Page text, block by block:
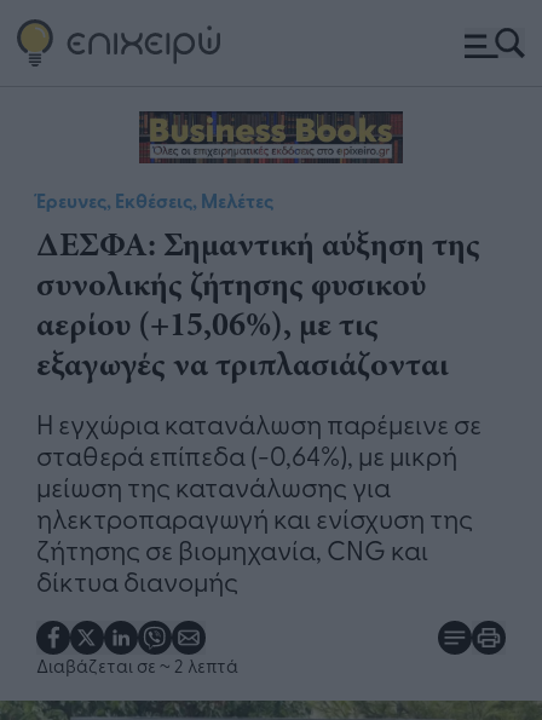
Έρευνες, Εκθέσεις, Μελέτες
ΔΕΣΦΑ: Σημαντική αύξηση της
συνολικής ζήτησης φυσικού
αερίου (+15,06%), με τις
εξαγωγές να τριπλασιάζονται
Η εγχώρια κατανάλωση παρέμεινε σε
σταθερά επίπεδα (-0,64%), με μικρή
μείωση της κατανάλωσης για
ηλεκτροπαραγωγή και ενίσχυση της
ζήτησης σε βιομηχανία, CNG και
δίκτυα διανομής
Διαβάζεται σε ~ 2 λεπτά